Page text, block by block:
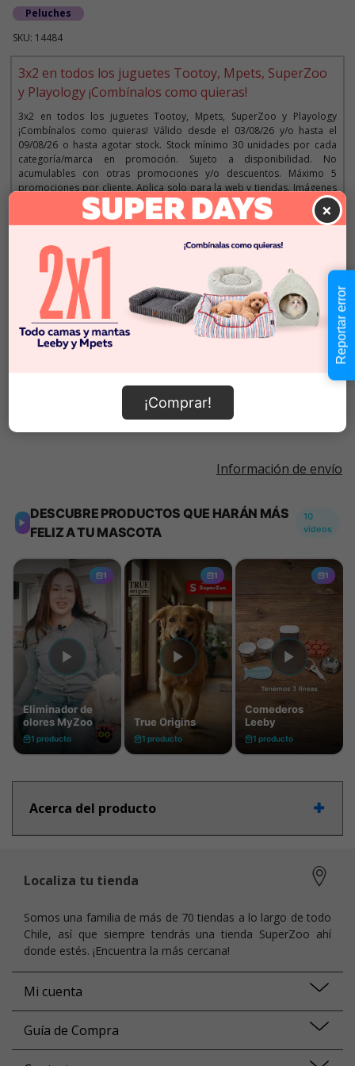
Peluches
SKU: 14484
3x2 en todos los juguetes Tootoy, Mpets, SuperZoo
y Playology ¡Combínalos como quieras!
3x2 en todos los juguetes Tootoy, Mpets, SuperZoo y Playology
¡Combínalos como quieras! Válido desde el 03/08/26 y/o hasta el
09/08/26 o hasta agotar stock. Stock mínimo 30 unidades por cada
categoría/marca en promoción. Sujeto a disponibilidad. No
acumulables con otras promociones y/o descuentos. Máximo 5
promociones por cliente. Aplica solo para la web y tiendas. Imágenes
Descripción
Cantidad:
-
$15.990
En Stock
Añadir al carrito
Información de envío
Acerca del producto
×
¡Comprar!
Localiza tu tienda
Somos una familia de más de 70 tiendas a lo largo de todo
Chile, así que siempre tendrás una tienda SuperZoo ahí
donde estés. ¡Encuentra la más cercana!
Mi cuenta
Guía de Compra
Reportar error